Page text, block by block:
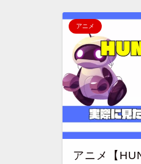
アニメ
アニメ【